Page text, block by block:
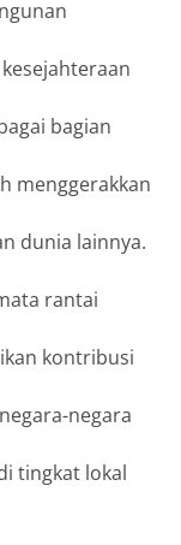
bagian
menggerakkan
dunia lainnya.
rantai
kontribusi
negara
tingkat lokal